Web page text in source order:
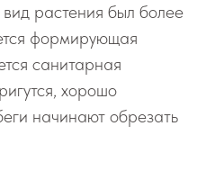
растения был более
формирующая
санитарная
хорошо
начинают обрезать